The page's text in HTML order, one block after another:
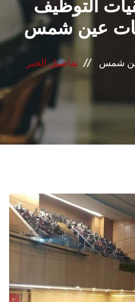
البحث العلمي
المراكز والوحدات
الأنظمة الذكية
الطلاب
هيئة التدريس
الدراسات العليا
التوظيف
عين شمس
شمس تفاصيل الخبر